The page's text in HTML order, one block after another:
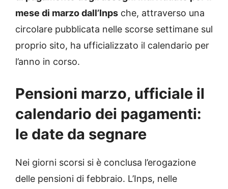
mese di marzo dall’Inps che, attraverso una
circolare pubblicata nelle scorse settimane sul
proprio sito, ha ufficializzato il calendario per
l’anno in corso.
Pensioni marzo, ufficiale il
calendario dei pagamenti:
le date da segnare
Nei giorni scorsi si è conclusa l’erogazione
delle pensioni di febbraio. L’Inps, nelle